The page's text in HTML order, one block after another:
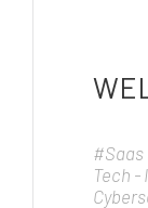
#Saas
Tech -